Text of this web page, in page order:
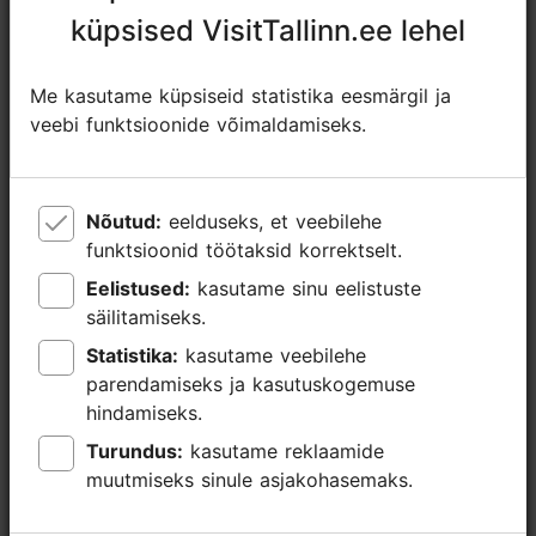
Lisainfo
Keeled: inglise
Fookus/ piirkond: Vanalinn
Broneeri
küpsised VisitTallinn.ee lehel
Me kasutame küpsiseid statistika eesmärgil ja
veebi funktsioonide võimaldamiseks.
Nõutud:
funktsioonid töötaksid korrektselt.
Eelistused:
säilitamiseks.
Statistika:
parendamiseks ja kasutuskogemuse
hindamiseks.
Turundus:
muutmiseks sinule asjakohasemaks.
küpsised VisitTallinn.ee lehel
Me kasutame küpsiseid statistika eesmärgil ja
veebi funktsioonide võimaldamiseks.
Nõutud:
funktsioonid töötaksid korrektselt.
Eelistused:
säilitamiseks.
Statistika:
parendamiseks ja kasutuskogemuse
hindamiseks.
Turundus:
muutmiseks sinule asjakohasemaks.